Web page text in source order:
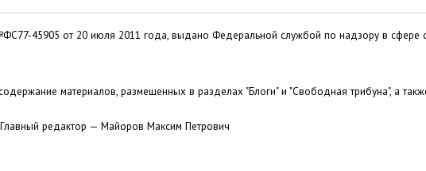
45905 от 20 июля 2011 года, выдано Федеральной службой по надзору в сфере
материалов, размещенных в разделах "Блоги" и "Свободная трибуна", а
редактор — Майоров Максим Петрович